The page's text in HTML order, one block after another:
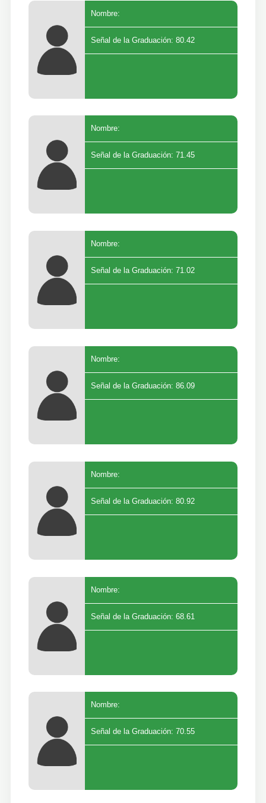
Nombre:
Señal de la Graduación: 80.42
Nombre:
Señal de la Graduación: 71.45
Nombre:
Señal de la Graduación: 71.02
Nombre:
Señal de la Graduación: 86.09
Nombre:
Señal de la Graduación: 80.92
Nombre:
Señal de la Graduación: 68.61
Nombre:
Señal de la Graduación: 70.55